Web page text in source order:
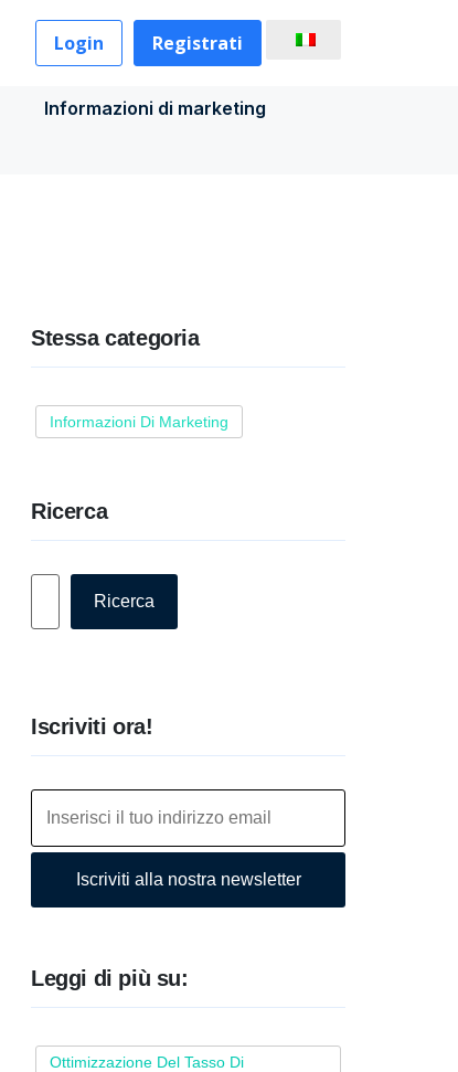
Login Registrati
Informazioni di marketing
Stessa categoria
Informazioni Di Marketing
Ricerca
Ricerca
Iscriviti ora!
Iscriviti alla nostra newsletter
Leggi di più su:
Ottimizzazione Del Tasso Di